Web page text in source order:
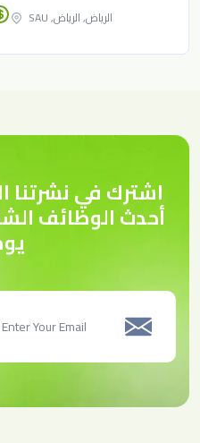
الرياض, الرياض, SAU
اشترك في نشرتنا
أحدث الوظائف